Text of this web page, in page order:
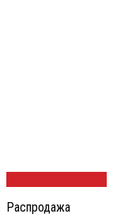
Распродажа